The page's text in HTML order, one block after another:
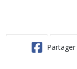
Partager